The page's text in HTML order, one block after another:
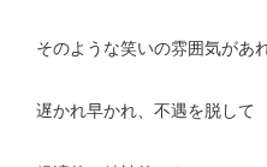
そのような笑いの雰囲気があ
遅かれ早かれ、不遇を脱して